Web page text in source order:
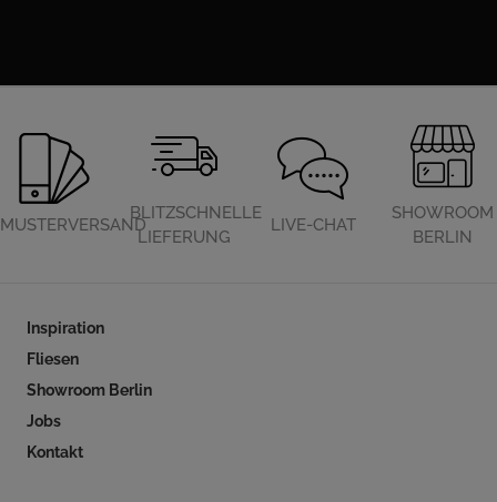
MUSTERVERSAND
BLITZSCHNELLE
LIEFERUNG
LIVE-CHAT
SHOWROOM
BERLIN
Inspiration
Fliesen
Showroom Berlin
Jobs
Kontakt